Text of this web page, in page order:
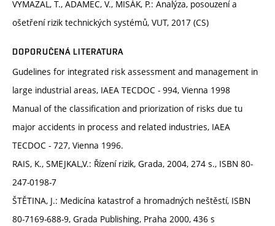
VYMAZAL, T., ADAMEC, V., MISÁK, P.: Analýza, posouzení a
ošetření rizik technických systémů, VUT, 2017 (CS)
DOPORUČENÁ LITERATURA
Gudelines for integrated risk assessment and management in
large industrial areas, IAEA TECDOC - 994, Vienna 1998
Manual of the classification and priorization of risks due tu
major accidents in process and related industries, IAEA
TECDOC - 727, Vienna 1996.
RAIS, K., SMEJKAL,V.: Řízení rizik, Grada, 2004, 274 s., ISBN 80-
247-0198-7
ŠTĚTINA, J.: Medicína katastrof a hromadných neštěstí, ISBN
80-7169-688-9, Grada Publishing, Praha 2000, 436 s